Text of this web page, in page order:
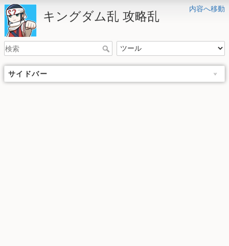
内容へ移動
キングダム乱 攻略乱
サイドバー